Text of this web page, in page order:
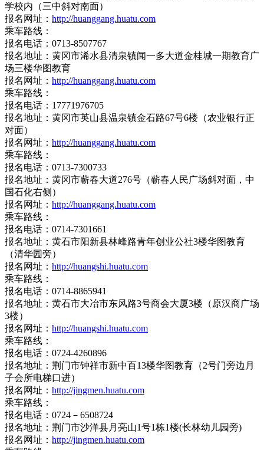
学校内（三中斜对南面）
报名网址： http://huanggang.huatu.com
乘车路线：
报名电话：0713-8507767
报名地址：黄冈市浠水县清泉镇闻一多大道金桂城一期教育广
场三楼华图教育
报名网址： http://huanggang.huatu.com
乘车路线：
报名电话：17771976705
报名地址：黄冈市英山县温泉镇金石路67号6楼（农业银行正
对面）
报名网址： http://huanggang.huatu.com
乘车路线：
报名电话：0713-7300733
报名地址：黄冈市蕲春大道276号（蕲春人民广场斜对面，中
国石化右侧）
报名网址： http://huanggang.huatu.com
乘车路线：
报名电话：0714-7301661
报名地址：黄石市阳新县林峰路青年创业公社3楼华图教育
（清华园旁）
报名网址： http://huangshi.huatu.com
乘车路线：
报名电话：0714-8865941
报名地址：黄石市大冶市东风路3号商会大厦3楼（原汉商广场
3楼）
报名网址： http://huangshi.huatu.com
乘车路线：
报名电话：0724-4260896
报名地址：荆门市钟祥市新中百13楼华图教育（2号门旁边月
子会所电梯口进）
报名网址： http://jingmen.huatu.com
乘车路线：
报名电话：0724－6508724
报名地址：荆门市沙洋县月亮山1号1栋1楼(长林幼儿园旁)
报名网址： http://jingmen.huatu.com